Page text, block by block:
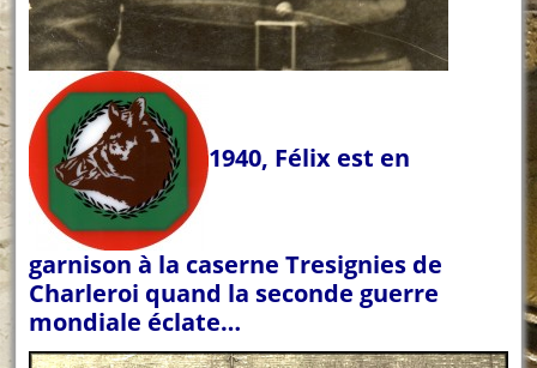
1940, Félix est en
garnison à la caserne Tresignies de
Charleroi quand la seconde guerre
mondiale éclate…